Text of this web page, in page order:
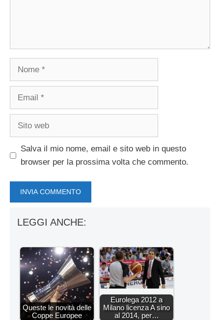
Nome
Email
Sito
Salva il mio nome, email e sito web in questo
browser per la prossima volta che commento.
LEGGI ANCHE:
Queste le novità delle
Coppe Europee
Eurolega 2012 a
Milano licenza A sino
al 2014, per…